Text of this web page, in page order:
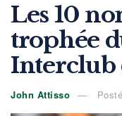
Les 10
trophée
Interclub
John Attisso